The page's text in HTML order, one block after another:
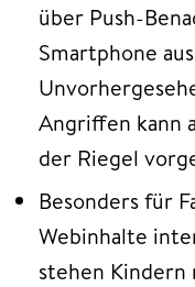
über Push-
Smartphone
Angriffen kann
der Riegel
Besonders für
Webinhalte
stehen